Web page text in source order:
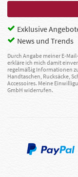
Exklusive
News und Trends
Durch Angabe meiner E-
erkläre ich mich damit
regelmäßig Informationen
Handtaschen, Rucksäcke,
Accessoires. Meine
GmbH widerrufen.